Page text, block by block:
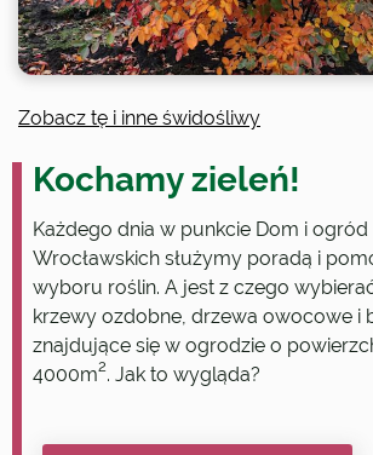
Zobacz tę i inne świdośliwy
Kochamy zieleń!
Każdego dnia w punkcie Dom i ogród
Wrocławskich służymy poradą i
wyboru roślin. A jest z czego
krzewy ozdobne, drzewa owocowe i
znajdujące się w ogrodzie o
4000m2. Jak to wygląda?